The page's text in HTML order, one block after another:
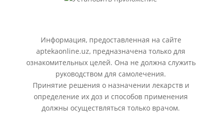
Информация, предоставленная на сайте
aptekaonline.uz, предназначена только для
ознакомительных целей. Она не должна служить
руководством для самолечения.
Принятие решения о назначении лекарств и
определение их доз и способов применения
должны осуществляться только врачом.